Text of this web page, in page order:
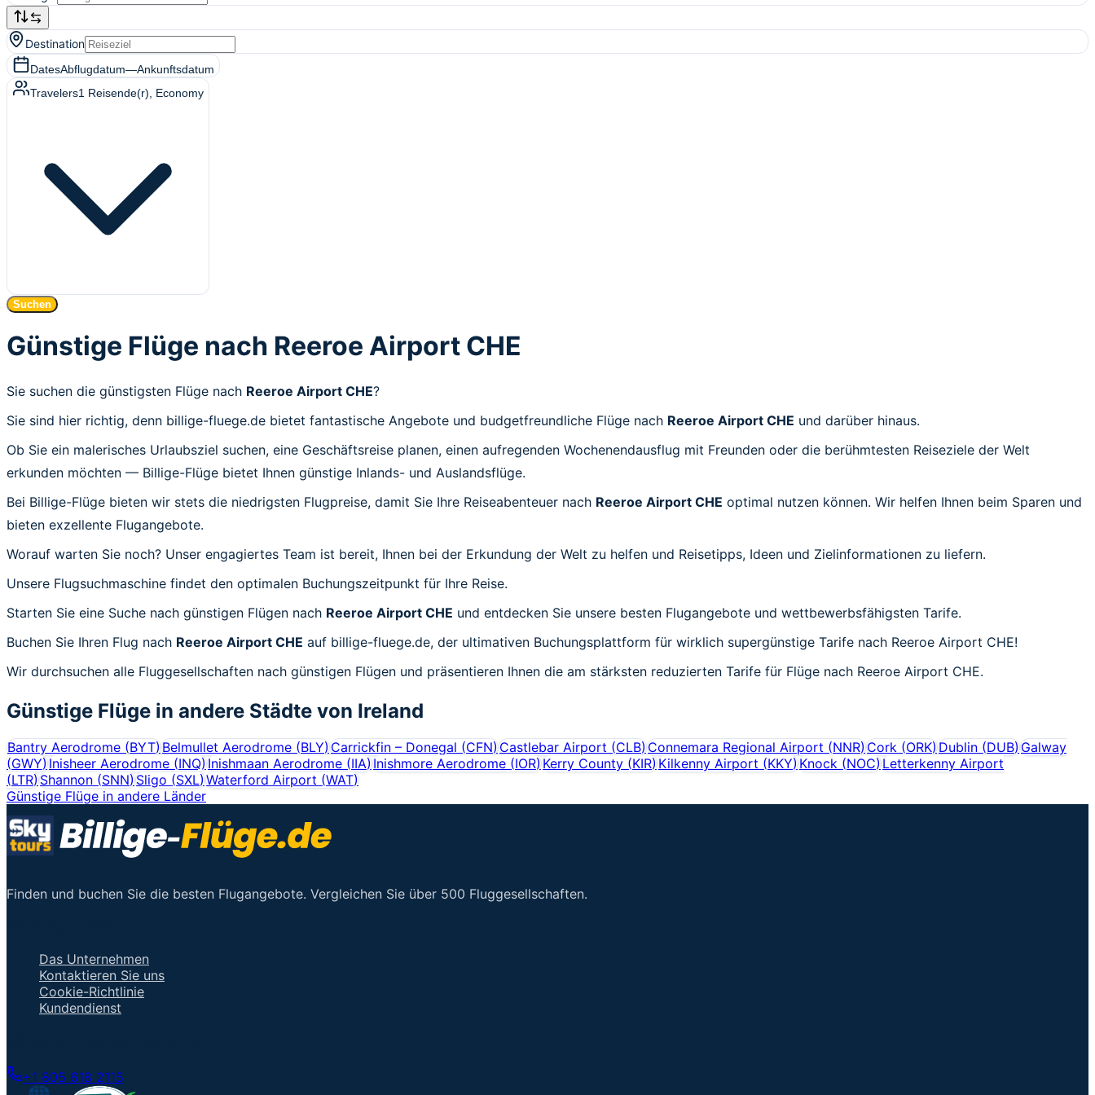
Destination
DatesAbflugdatum—Ankunftsdatum
Travelers1 Reisende(r) , Economy
Suchen
Günstige Flüge nach Reeroe Airport CHE
Sie suchen die günstigsten Flüge nach Reeroe Airport CHE?
Sie sind hier richtig, denn billige-fluege.de bietet fantastische Angebote und budgetfreundliche Flüge nach Reeroe Airport CHE und darüber hinaus.
Ob Sie ein malerisches Urlaubsziel suchen, eine Geschäftsreise planen, einen aufregenden Wochenendausflug mit Freunden oder die berühmtesten Reiseziele der Welt
erkunden möchten — Billige-Flüge bietet Ihnen günstige Inlands- und Auslandsflüge.
Bei Billige-Flüge bieten wir stets die niedrigsten Flugpreise, damit Sie Ihre Reiseabenteuer nach Reeroe Airport CHE optimal nutzen können. Wir helfen Ihnen beim Sparen und
bieten exzellente Flugangebote.
Worauf warten Sie noch? Unser engagiertes Team ist bereit, Ihnen bei der Erkundung der Welt zu helfen und Reisetipps, Ideen und Zielinformationen zu liefern.
Unsere Flugsuchmaschine findet den optimalen Buchungszeitpunkt für Ihre Reise.
Starten Sie eine Suche nach günstigen Flügen nach Reeroe Airport CHE und entdecken Sie unsere besten Flugangebote und wettbewerbsfähigsten Tarife.
Buchen Sie Ihren Flug nach Reeroe Airport CHE auf billige-fluege.de, der ultimativen Buchungsplattform für wirklich supergünstige Tarife nach Reeroe Airport CHE!
Wir durchsuchen alle Fluggesellschaften nach günstigen Flügen und präsentieren Ihnen die am stärksten reduzierten Tarife für Flüge nach Reeroe Airport CHE.
Günstige Flüge in andere Städte von Ireland
Bantry Aerodrome (BYT)Belmullet Aerodrome (BLY)Carrickfin – Donegal (CFN)Castlebar Airport (CLB)Connemara Regional Airport (NNR)Cork (ORK)Dublin (DUB)Galway
(GWY)Inisheer Aerodrome (INQ) Inishmaan Aerodrome (IIA) Inishmore Aerodrome (IOR) Kerry County (KIR) Kilkenny Airport (KKY) Knock (NOC) Letterkenny Airport
(LTR)Shannon (SNN) Sligo (SXL)Waterford Airport (WAT)
Günstige Flüge in andere Länder
Finden und buchen Sie die besten Flugangebote. Vergleichen Sie über 500 Fluggesellschaften.
Das Unternehmen
Kontaktieren Sie uns
Cookie-Richtlinie
Kundendienst
+1 805 618 2115